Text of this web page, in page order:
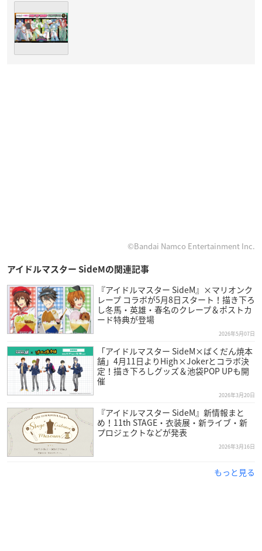
©Bandai Namco Entertainment Inc.
アイドルマスター SideMの関連記事
『アイドルマスター SideM』×マリオンク
レープ コラボが5月8日スタート！描き下ろ
し冬馬・英雄・春名のクレープ＆ポストカ
ード特典が登場
2026年5月07日
「アイドルマスター SideM×ばくだん焼本
舗」4月11日よりHigh×Jokerとコラボ決
定！描き下ろしグッズ＆池袋POP UPも開
催
2026年3月20日
『アイドルマスター SideM』新情報まと
め！11th STAGE・衣装展・新ライブ・新
プロジェクトなどが発表
2026年3月16日
もっと見る